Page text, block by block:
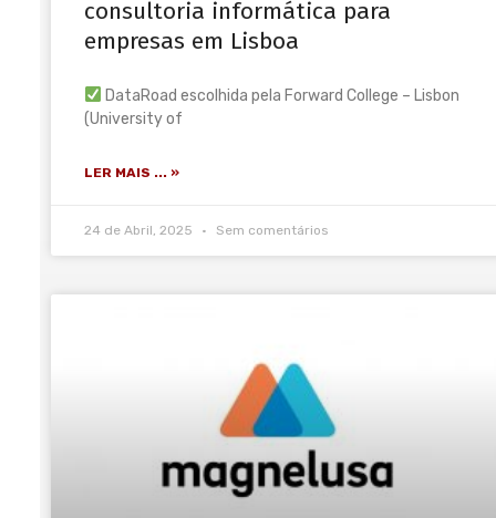
consultoria informática para
empresas em Lisboa
DataRoad escolhida pela Forward College – Lisbon
(University of
LER MAIS ... »
24 de Abril, 2025 Sem comentários